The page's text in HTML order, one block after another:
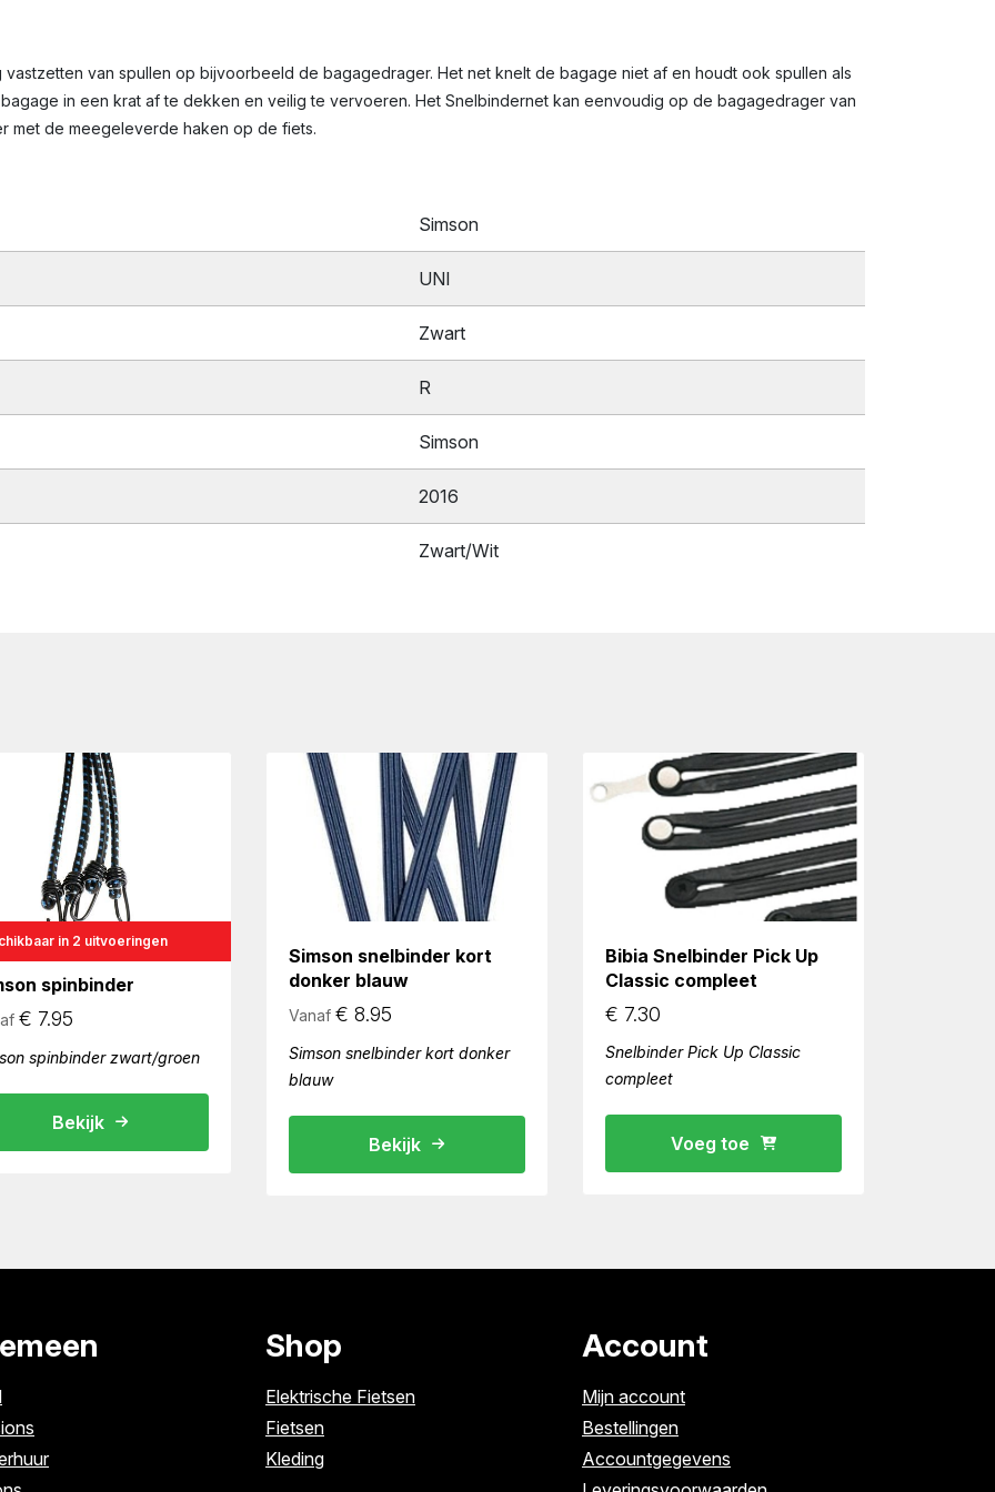
van spullen op bijvoorbeeld de bagagedrager. Het net knelt de bagage niet af en houdt ook spullen als
in een krat af te dekken en veilig te vervoeren. Het Snelbindernet kan eenvoudig op de bagagedrager van
met de meegeleverde haken op de fiets.
Simson
UNI
Zwart
R
Simson
2016
Zwart/Wit
in 2 uitvoeringen
spinbinder
€ 7.95
spinbinder zwart/groen
Bekijk
Simson snelbinder kort
donker blauw
Vanaf € 8.95
Simson snelbinder kort donker
blauw
Bekijk
Bibia Snelbinder Pick Up
Classic compleet
€ 7.30
Snelbinder Pick Up Classic
compleet
Voeg toe
Shop
Elektrische Fietsen
Fietsen
Kleding
Account
Mijn account
Bestellingen
Accountgegevens